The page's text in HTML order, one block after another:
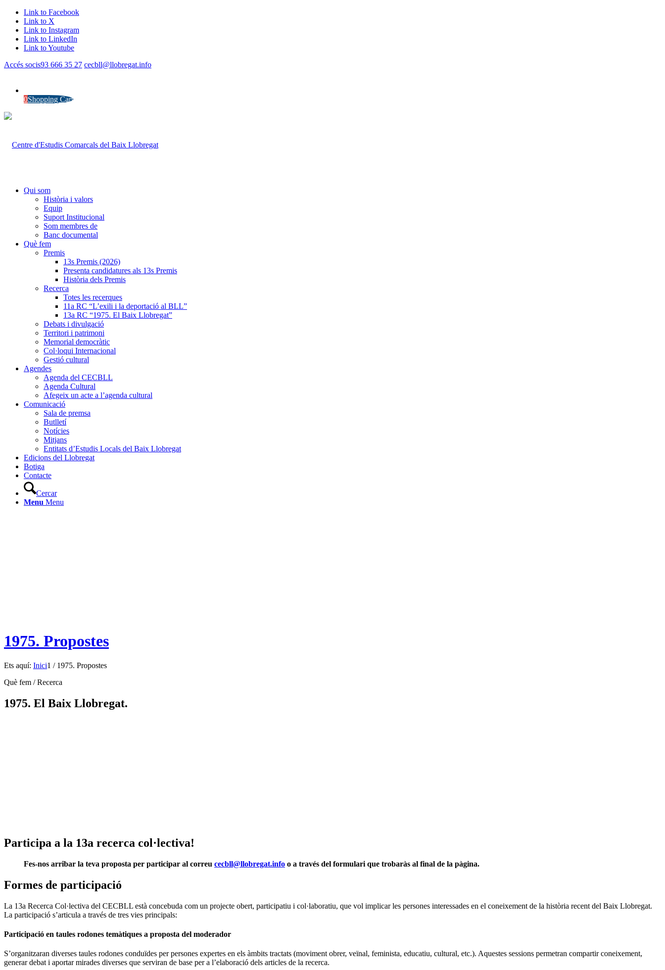
Link to Facebook
Link to X
Link to Instagram
Link to LinkedIn
Link to Youtube
Accés socis93 666 35 27 cecbll@llobregat.info
0Shopping Cart
Qui som
Història i valors
Equip
Suport Institucional
Som membres de
Banc documental
Què fem
Premis
13s Premis (2026)
Presenta candidatures als 13s Premis
Història dels Premis
Recerca
Totes les recerques
11a RC “L’exili i la deportació al BLL”
13a RC “1975. El Baix Llobregat”
Debats i divulgació
Territori i patrimoni
Memorial democràtic
Col·loqui Internacional
Gestió cultural
Agendes
Agenda del CECBLL
Agenda Cultural
Afegeix un acte a l’agenda cultural
Comunicació
Sala de premsa
Butlletí
Notícies
Mitjans
Entitats d’Estudis Locals del Baix Llobregat
Edicions del Llobregat
Botiga
Contacte
Cercar
Menu Menu
1975. Propostes
Ets aquí: Inici1 / 1975. Propostes
Què fem / Recerca
1975. El Baix Llobregat.
Participa a la 13a recerca col·lectiva!
Fes-nos arribar la teva proposta per participar al correu cecbll@llobregat.info o a través del formulari que trobaràs al final de la pàgina.
Formes de participació
La 13a Recerca Col·lectiva del CECBLL està concebuda com un projecte obert, participatiu i col·laboratiu, que vol implicar les persones interessades en el coneixement de la història recent del Baix Llobregat.
La participació s’articula a través de tres vies principals:
Participació en taules rodones temàtiques a proposta del moderador
S’organitzaran diverses taules rodones conduïdes per persones expertes en els àmbits tractats (moviment obrer, veïnal, feminista, educatiu, cultural, etc.). Aquestes sessions permetran compartir coneixement,
generar debat i aportar mirades diverses que serviran de base per a l’elaboració dels articles de la recerca.